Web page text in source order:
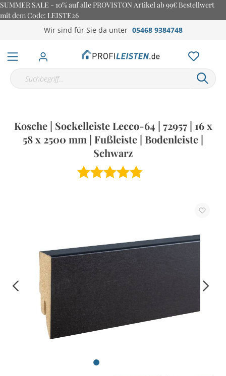
SUMMER SALE - 10% auf alle PROVISTON Artikel ab 99€ Bestellwert
mit dem Code: LEISTE26
Wir sind für Sie da unter 05468 9384748
Kosche | Sockelleiste Lecco-64 | 72957 | 16 x
58 x 2500 mm | Fußleiste | Bodenleiste |
Schwarz